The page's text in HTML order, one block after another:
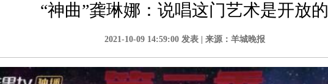
“神曲”龚琳娜：说唱这门艺术是开放的
2021-10-09 14:59:00 发表 | 来源：羊城晚报